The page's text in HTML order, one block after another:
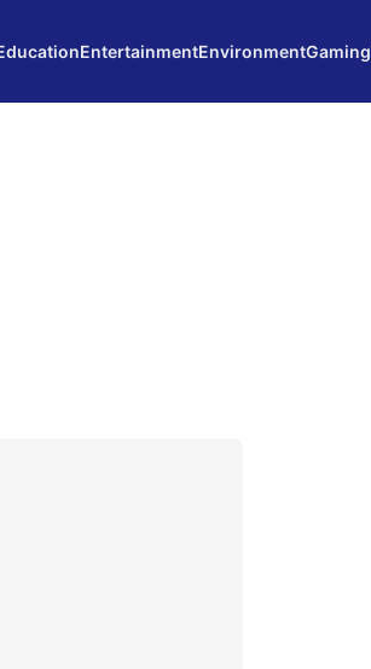
EntertainmentEnvironmentGaming